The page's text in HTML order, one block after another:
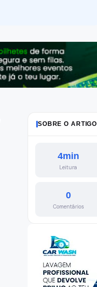
SOBRE O ARTIGO
4min
Leitura
0
Comentários